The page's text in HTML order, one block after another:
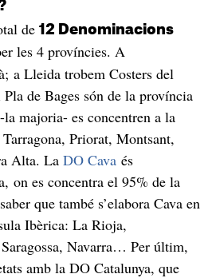
de 12 Denominacions
les 4 províncies. A
a Lleida trobem Costers del
de Bages són de la província
majoria- es concentren a la
Priorat, Montsant,
Alta. La DO Cavaés
on es concentra el 95% de la
que també s’elabora Cava en
Ibèrica: La Rioja,
Navarra… Per últim,
amb la DO Catalunya, que